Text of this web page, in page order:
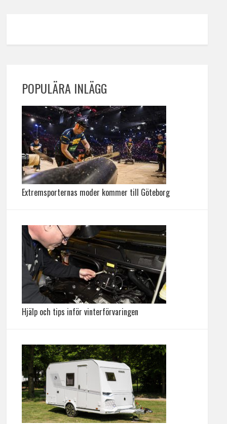
POPULÄRA INLÄGG
Extremsporternas moder kommer till Göteborg
Hjälp och tips inför vinterförvaringen